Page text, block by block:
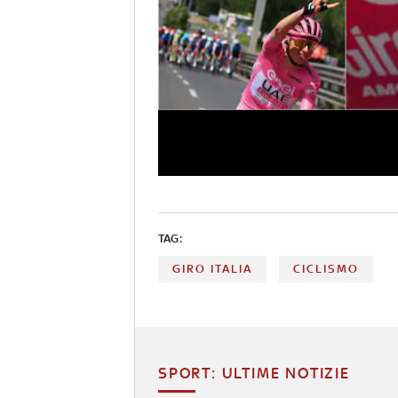
TAG:
GIRO ITALIA CICLISMO
SPORT: ULTIME NOTIZIE